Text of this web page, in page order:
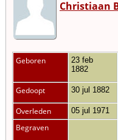
Christiaan
Geboren
23 feb
1882
Gedoopt 30 jul 1882
Overleden
05 jul 1971
Begraven